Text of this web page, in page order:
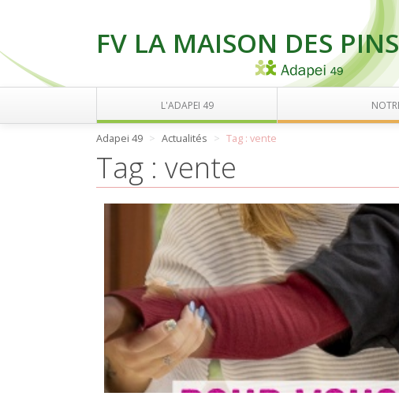
FV LA MAISON DES PINS
L'ADAPEI 49
Adapei 49 Actualités Tag : vente
Tag : vente